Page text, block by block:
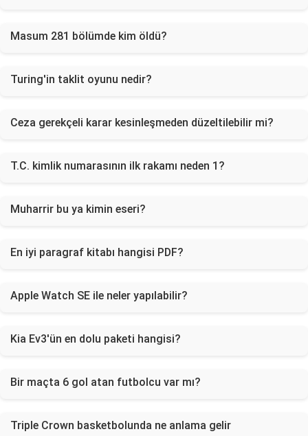
Masum 281 bölümde kim öldü?
Turing'in taklit oyunu nedir?
Ceza gerekçeli karar kesinleşmeden düzeltilebilir mi?
T.C. kimlik numarasının ilk rakamı neden 1?
Muharrir bu ya kimin eseri?
En iyi paragraf kitabı hangisi PDF?
Apple Watch SE ile neler yapılabilir?
Kia Ev3'ün en dolu paketi hangisi?
Bir maçta 6 gol atan futbolcu var mı?
Triple Crown basketbolunda ne anlama gelir